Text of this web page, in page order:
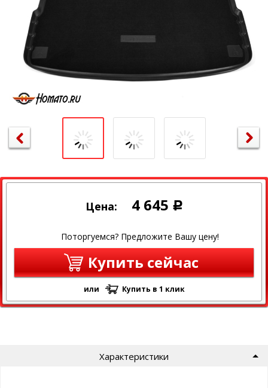
Цена: 4 645 Р
Поторгуемся? Предложите Вашу цену!
Купить сейчас
или Купить в 1 клик
Характеристики